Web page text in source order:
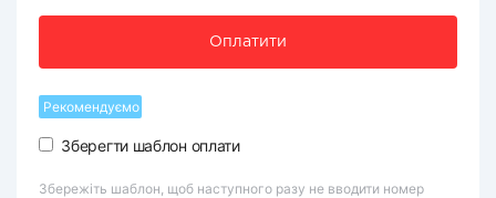
Оплатити
Рекомендуємо
Зберегти шаблон оплати
Збережіть шаблон, щоб наступного разу не вводити номер